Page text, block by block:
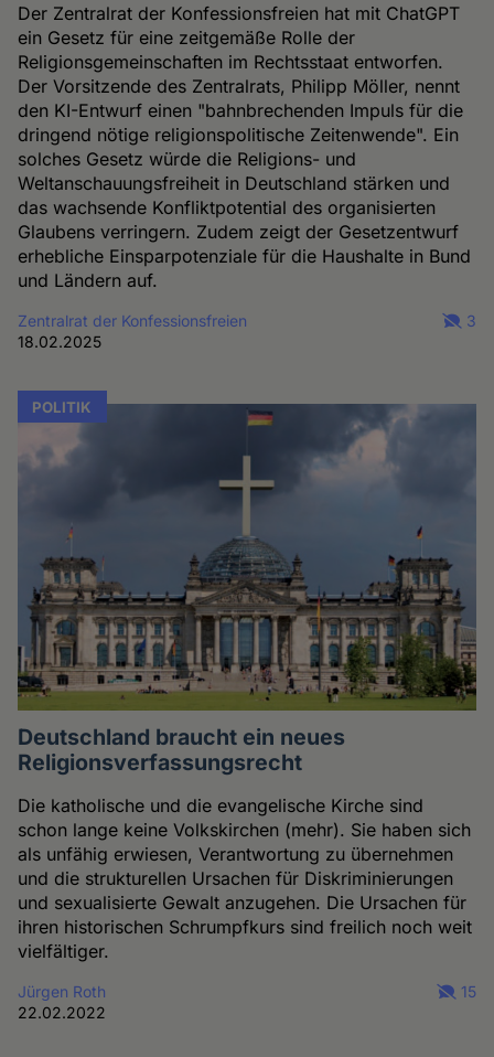
Der Zentralrat der Konfessionsfreien hat mit ChatGPT
ein Gesetz für eine zeitgemäße Rolle der
Religionsgemeinschaften im Rechtsstaat entworfen.
Der Vorsitzende des Zentralrats, Philipp Möller, nennt
den KI-Entwurf einen "bahnbrechenden Impuls für die
dringend nötige religionspolitische Zeitenwende". Ein
solches Gesetz würde die Religions- und
Weltanschauungsfreiheit in Deutschland stärken und
das wachsende Konfliktpotential des organisierten
Glaubens verringern. Zudem zeigt der Gesetzentwurf
erhebliche Einsparpotenziale für die Haushalte in Bund
und Ländern auf.
Zentralrat der Konfessionsfreien
18.02.2025
3
POLITIK
Deutschland braucht ein neues
Religionsverfassungsrecht
Die katholische und die evangelische Kirche sind
schon lange keine Volkskirchen (mehr). Sie haben sich
als unfähig erwiesen, Verantwortung zu übernehmen
und die strukturellen Ursachen für Diskriminierungen
und sexualisierte Gewalt anzugehen. Die Ursachen für
ihren historischen Schrumpfkurs sind freilich noch weit
vielfältiger.
Jürgen Roth
22.02.2022
15